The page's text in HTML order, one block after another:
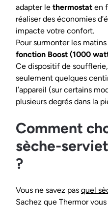
adapter le thermostat en
réaliser des économies
impacte votre confort.
Pour surmonter les
fonction Boost (1000
Ce dispositif de
seulement quelques
l’appareil (sur certains
plusieurs degrés dans la
Comment
sèche-
?
Vous ne savez pas quel
Sachez que Thermor